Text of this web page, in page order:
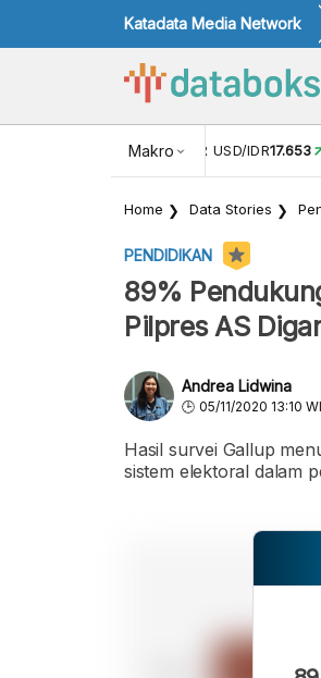
Katadata Media Network
Makro
NILAI TUKAR USD/IDR17.653
Home Data Stories
PENDIDIKAN
89%
Pilpres AS
Andrea Lidwina
05/11/2020 13:10
Hasil survei Gallup
sistem elektoral dalam